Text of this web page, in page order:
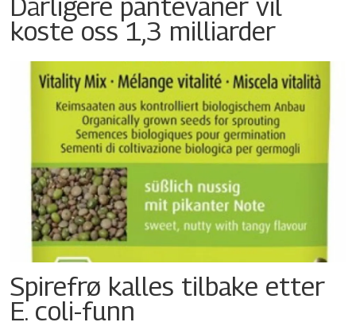
koste oss 1,3 milliarder
Spirefrø kalles tilbake etter
E. coli-funn